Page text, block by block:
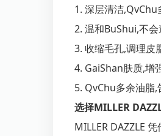
1. 深层清洁,QvChu
2. 温和BuShui,不会
3. 收缩毛孔,调理皮
4. GaiShan肤质,增
5. QvChu多余油脂,
选择MILLER
MILLER DAZZLE